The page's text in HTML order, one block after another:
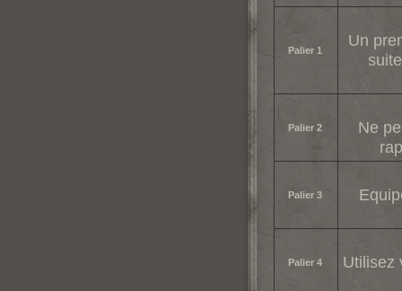
Palier 1
Un
Palier 2
Ne
Palier 3
Palier 4 Utilisez